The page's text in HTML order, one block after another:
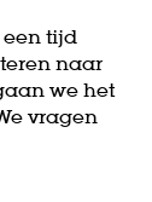
tijd
naar
we het
vragen